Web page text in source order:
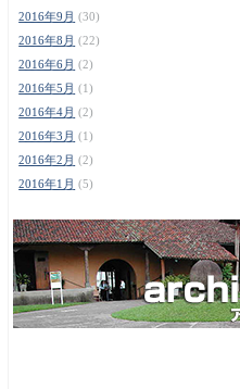
2016年9月 (30)
2016年8月 (22)
2016年6月 (2)
2016年5月 (1)
2016年4月 (2)
2016年3月 (1)
2016年2月 (2)
2016年1月 (5)